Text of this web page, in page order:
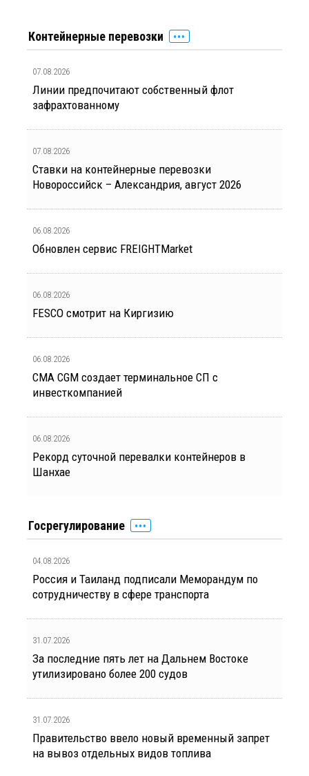
Контейнерные перевозки
07.08.2026
Линии предпочитают собственный флот
зафрахтованному
07.08.2026
Ставки на контейнерные перевозки
Новороссийск – Александрия, август 2026
06.08.2026
Обновлен сервис FREIGHTMarket
06.08.2026
FESCO смотрит на Киргизию
06.08.2026
CMA CGM создает терминальное СП с
инвесткомпанией
06.08.2026
Рекорд суточной перевалки контейнеров в
Шанхае
Госрегулирование
04.08.2026
Россия и Таиланд подписали Меморандум по
сотрудничеству в сфере транспорта
31.07.2026
За последние пять лет на Дальнем Востоке
утилизировано более 200 судов
31.07.2026
Правительство ввело новый временный запрет
на вывоз отдельных видов топлива